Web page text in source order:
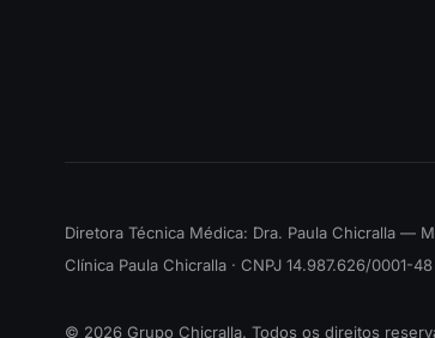
Diretora Técnica Médica: Dra. Paula Chicralla —
Clínica Paula Chicralla · CNPJ 14.987.626/0001-48
© 2026 Grupo Chicralla. Todos os direitos